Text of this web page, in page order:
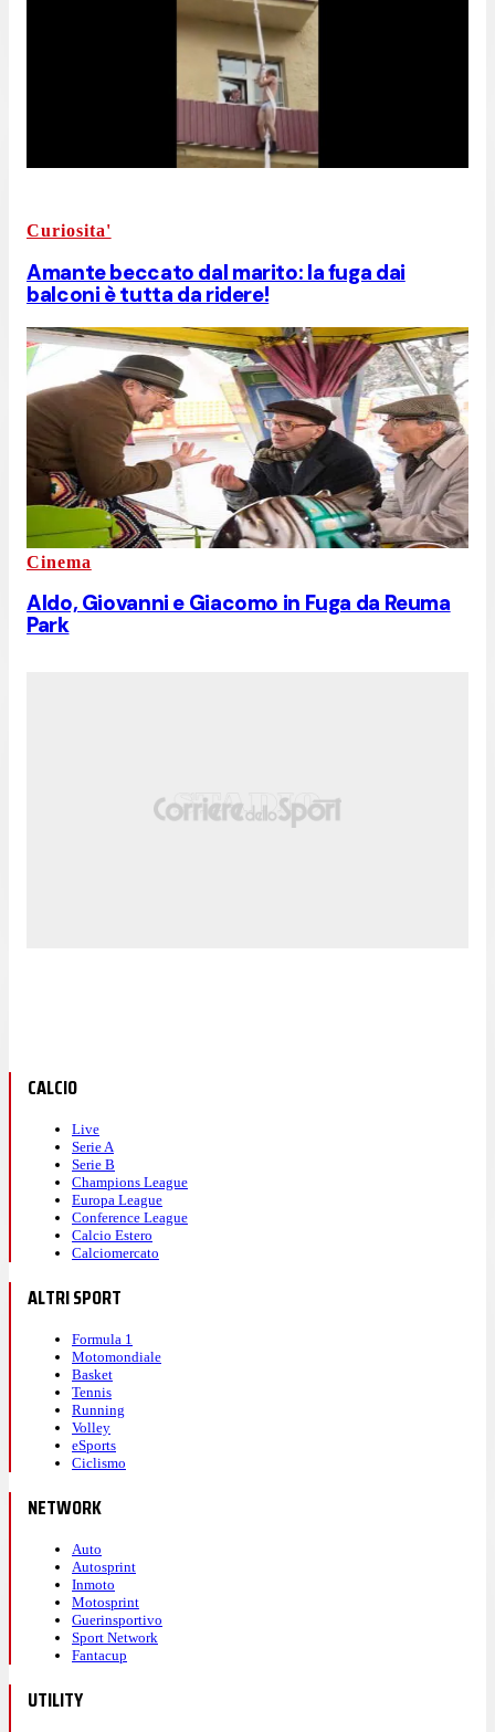
Curiosita'
Amante beccato dal marito: la fuga dai
balconi è tutta da ridere!
Cinema
Aldo, Giovanni e Giacomo in Fuga da Reuma
Park
CALCIO
Live
Serie A
Serie B
Champions League
Europa League
Conference League
Calcio Estero
Calciomercato
ALTRI SPORT
Formula 1
Motomondiale
Basket
Tennis
Running
Volley
eSports
Ciclismo
NETWORK
Auto
Autosprint
Inmoto
Motosprint
Guerinsportivo
Sport Network
Fantacup
UTILITY